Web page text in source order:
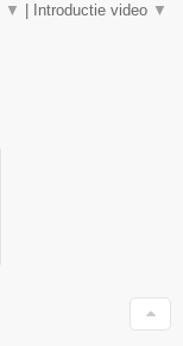
▼ Introductie video ▼